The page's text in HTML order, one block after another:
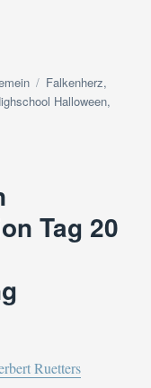
Tag 21 | Pause &
Schlagwörter
Falkenherz,
Halloween,
Tag 20
Ruetters